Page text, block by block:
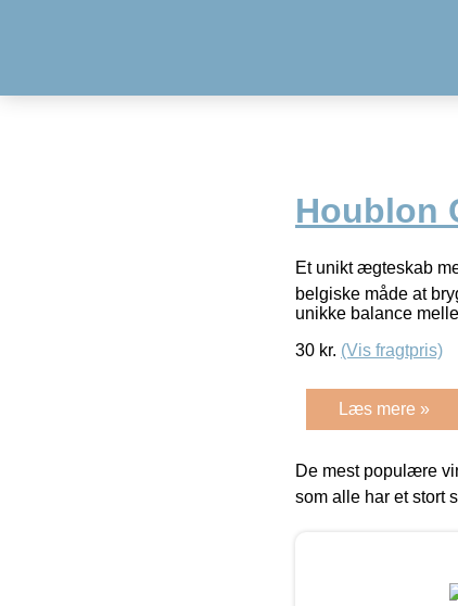
Houblon
Et unikt ægteskab
belgiske måde at
unikke balance
30 kr. (Vis fragtpris)
Læs mere »
De mest populære
som alle har et stort